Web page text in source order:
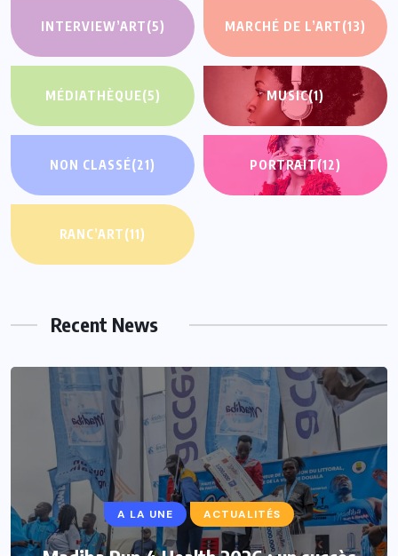
INTERVIEW’ART(5) MARCHÉ DE L’ART(13)
MÉDIATHÈQUE(5) MUSIC(1)
NON CLASSÉ(21) PORTRAIT(12)
RANC’ART(11)
Recent News
A LA UNE ACTUALITÉS